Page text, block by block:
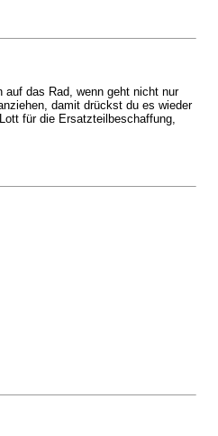
das Rad, wenn geht nicht nur
damit drückst du es wieder
für die Ersatzteilbeschaffung,